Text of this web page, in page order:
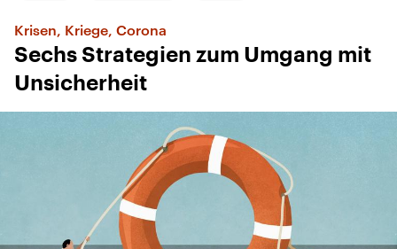
Krisen, Kriege, Corona
Sechs Strategien zum Umgang mit
Unsicherheit